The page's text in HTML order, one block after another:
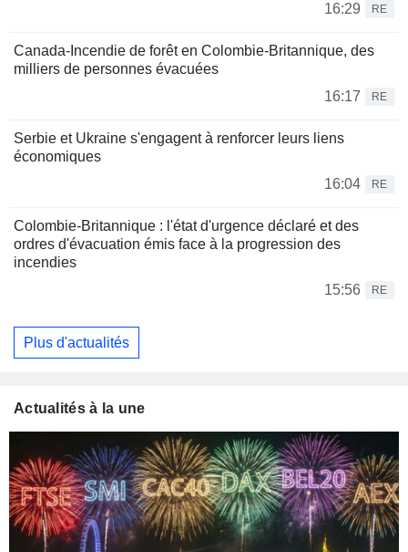
16:29
RE
Canada-Incendie de forêt en Colombie-Britannique, des
milliers de personnes évacuées
16:17
RE
Serbie et Ukraine s'engagent à renforcer leurs liens
économiques
16:04
RE
Colombie-Britannique : l'état d'urgence déclaré et des
ordres d'évacuation émis face à la progression des
incendies
15:56
RE
Plus d'actualités
Actualités à la une